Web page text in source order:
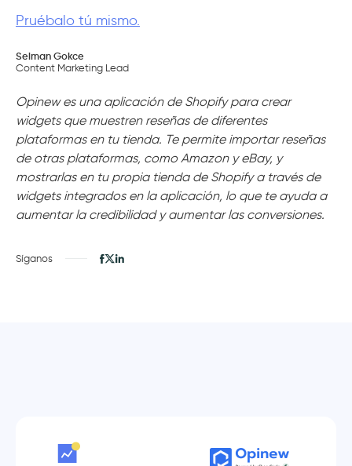
Pruébalo tú mismo.
Selman Gokce
Content Marketing Lead
Opinew es una aplicación de Shopify para crear
widgets que muestren reseñas de diferentes
plataformas en tu tienda. Te permite importar reseñas
de otras plataformas, como Amazon y eBay, y
mostrarlas en tu propia tienda de Shopify a través de
widgets integrados en la aplicación, lo que te ayuda a
aumentar la credibilidad y aumentar las conversiones.
Síganos